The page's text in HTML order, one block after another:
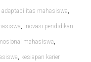
adaptabilitas mahasiswa,
, inovasi pendidikan
mahasiswa,
, kesiapan karier